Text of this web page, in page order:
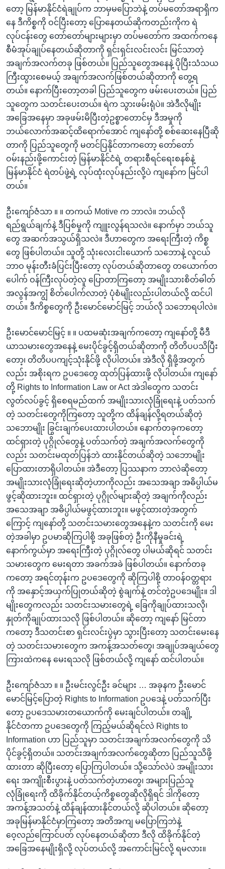
တော့ မြန်မာနိုင်ငံရဲချုပ်က ဘာမှမပြောဘဲနဲ့ တပ်မတော်အရာရှိက
နေ ဒီကိစ္စကို ဝင်ပြီးတော့ ပြောနေတယ်ဆိုကတည်းကိုက ရဲ
လုပ်ငန်းတွေ တော်တော်များများမှာ တပ်မတော်က အထက်ကနေ
စီမံအုပ်ချုပ်နေတယ်ဆိုတာကို ရှင်းရှင်းလင်းလင်း မြင်သာတဲ့
အချက်အလက်တခု ဖြစ်တယ်။ ပြည်သူတွေအနေနဲ့ ပိုပြီးသံသယ
ကြီးထွားစေမယ့် အချက်အလက်ဖြစ်တယ်ဆိုတာကို တွေ့ရ
တယ်။ နောက်ပြီးတော့တခါ ပြည်သူတွေက ဖမ်းပေးတယ်။ ပြည်
သူတွေက သတင်းပေးတယ်။ ရဲက သွားဖမ်းရုံပဲ။ အဲဒီလိုမျိုး
အခြေအနေမှာ အခုဖမ်းမိပြီးတဲ့ဥစ္စာတောင်မှ ဒီအမှုကို
ဘယ်လောက်အဆင့်ထိရောက်အောင် ကျနော်တို့ စစ်ဆေးနေပြီဆို
တာကို ပြည်သူတွေကို မတင်ပြနိုင်တာကတော့ တော်တော်
ဝမ်းနည်းဖို့ကောင်းတဲ့ မြန်မာနိုင်ငံရဲ့ တရားစီရင်ရေးစနစ်နဲ့
မြန်မာနိုင်ငံ ရဲတပ်ဖွဲ့ရဲ့ လုပ်ထုံးလုပ်နည်းလို့ပဲ ကျနော်က မြင်ပါ
တယ်။
ဦးကျော်ဇံသာ ။ ။ တကယ် Motive က ဘာလဲ။ ဘယ်လို
ရည်ရွယ်ချက်နဲ့ ဒီပြစ်မှုကို ကျူးလွန်ရသလဲ။ နောက်မှာ ဘယ်သူ
တွေ အဆက်အသွယ်ရှိသလဲ။ ဒီဟာတွေက အရေးကြီးတဲ့ ကိစ္စ
တွေ ဖြစ်ပါတယ်။ သူတို့ သုံးလေးငါးယောက် သဘောနဲ့ လူငယ်
ဘာဝ မုန်းတီးခံပြင်းပြီးတော့ လုပ်တယ်ဆိုတာတွေ တယောက်တ
ပေါက် ဝန်ကြီးလုပ်တဲ့လူ ပြောတာကြတော့ အမျိုးသားစိတ်ဓါတ်
အလွန်အကျွံ စိတ်ပေါက်လာတဲ့ ပုံစံမျိုးလည်းပါတယ်လို့ ထင်ပါ
တယ်။ ဒီကိစ္စတွေကို ဦးမောင်မောင်မြင့် ဘယ်လို သဘောရပါလဲ။
ဦးမောင်မောင်မြင့် ။ ။ ပထမဆုံးအချက်ကတော့ ကျနော်တို့ မီဒီ
ယာသမားတွေအနေနဲ့ မေးပိုင်ခွင့်ရှိတယ်ဆိုတာကို တိတိပပသိပြီး
တော့၊ တိတိပပကျင့်သုံးနိုင်ဖို့ လိုပါတယ်။ အဲဒီလို ရှိဖို့အတွက်
လည်း အစိုးရက ဥပဒေတွေ ထုတ်ပြန်ထားဖို့ လိုပါတယ်။ ကျနော်
တို့ Rights to Information Law or Act အဲဒါတွေက သတင်း
လွတ်လပ်ခွင့် ရှိစေရမည်ထက် အမျိုးသားလုံခြုံရေးနဲ့ ပတ်သက်
တဲ့ သတင်းတွေကိုကြတော့ သူတို့က ထိန်ချန်လို့ရတယ်ဆိုတဲ့
သဘောမျိုး ခြွင်းချက်ပေးထားပါတယ်။ နောက်တခုကတော့
ထင်ရှားတဲ့ ပုဂ္ဂိုလ်တွေနဲ့ ပတ်သက်တဲ့ အချက်အလက်တွေကို
လည်း သတင်းမထုတ်ပြန်ဘဲ ထားနိုင်တယ်ဆိုတဲ့ သဘောမျိုး
ပြောထားတာရှိပါတယ်။ အဲဒီတော့ ပြဿနာက ဘာလဲဆိုတော့
အမျိုးသားလုံခြုံရေးဆိုတဲ့ဟာကိုလည်း အသေအချာ အဓိပ္ပါယ်မ
ဖွင့်ဆိုထားဘူး။ ထင်ရှားတဲ့ ပုဂ္ဂိုလ်များဆိုတဲ့ အချက်ကိုလည်း
အသေအချာ အဓိပ္ပါယ်မဖွင့်ထားဘူး။ မဖွင့်ထားတဲ့အတွက်
ကြောင့် ကျနော်တို့ သတင်းသမားတွေအနေနဲ့က သတင်းကို မေး
တဲ့အခါမှာ ဥပမာဆိုကြပါစို့ အခုဖြစ်တဲ့ ဦးကိုနီမှုခင်းရဲ့
နောက်ကွယ်မှာ အရေးကြီးတဲ့ ပုဂ္ဂိုလ်တွေ ပါမယ်ဆိုရင် သတင်း
သမားတွေက မေးရတာ အခက်အခဲ ဖြစ်ပါတယ်။ နောက်တခု
ကတော့ အရင်တုန်းက ဥပဒေတွေကို ဆိုကြပါစို့ တာဝန်ဝတ္တရား
ကို အနှောင့်အယှက်ပြုတယ်ဆိုတဲ့ စွဲချက်နဲ့ တင်တဲ့ဥပဒေမျိုး။ ဒါ
မျိုးတွေကလည်း သတင်းသမားတွေရဲ့ ခြေကိုချုပ်ထားသလို၊
နှုတ်ကိုချုပ်ထားသလို ဖြစ်ပါတယ်။ ဆိုတော့ ကျနော် မြင်တာ
ကတော့ ဒီသတင်းစာ ရှင်းလင်းပွဲမှာ သွားပြီးတော့ သတင်းမေးနေ
တဲ့ သတင်းသမားတွေက အကန့်အသတ်တွေ၊ အချုပ်အချယ်တွေ
ကြားထဲကနေ မေးရသလို ဖြစ်တယ်လို့ ကျနော် ထင်ပါတယ်။
ဦးကျော်ဇံသာ ။ ။ ဦးမင်းလွင်ဦး ခင်များ … အခုနက ဦးမောင်
မောင်မြင့်ပြောတဲ့ Rights to Information ဥပဒေနဲ့ ပတ်သက်ပြီး
တော့ ဥပဒေသမားတယောက်ကို မေးချင်ပါတယ်။ တချို့
နိုင်ငံတကာ ဥပဒေတွေကို ကြည့်မယ်ဆိုရင်လဲ Rights to
Information ဟာ ပြည်သူမှာ သတင်းအချက်အလက်တွေကို သိ
ပိုင်ခွင့်ရှိတယ်။ သတင်းအချက်အလက်တွေဆိုတာ ပြည်သူသိဖို့
ထားတာ ဆိုပြီးတော့ ပြောကြပါတယ်။ သို့သော်လဲပဲ အမျိုးသား
ရေး အကျိုးစီးပွားနဲ့ ပတ်သက်တဲ့ဟာတွေ၊ အများပြည်သူ
လုံခြုံရေးကို ထိခိုက်နိုင်တယ့်ကိစ္စတွေဆိုလိုရှိရင် ဒါကိုတော့
အကန့်အသတ်နဲ့ ထိန်ချန်ထားနိုင်တယ်လို့ ဆိုပါတယ်။ ဆိုတော့
အခုမြန်မာနိုင်ငံမှာကြတော့ အတိအကျ မပြောကြဘဲနဲ့
ဝေ့လည်ကြောင်ပတ် လုပ်နေတယ်ဆိုတာ ဒီလို ထိခိုက်နိုင်တဲ့
အခြေအနေမျိုးရှိလို့ လုပ်တယ်လို့ အကောင်းမြင်လို့ ရမလား။